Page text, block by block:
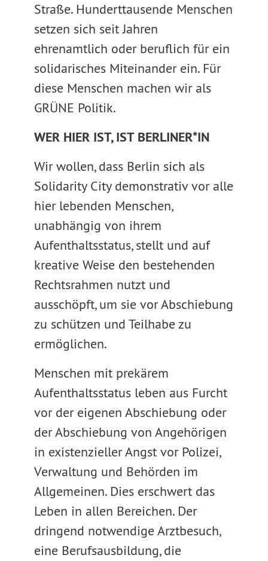
Straße. Hunderttausende Menschen
setzen sich seit Jahren
ehrenamtlich oder beruflich für ein
solidarisches Miteinander ein. Für
diese Menschen machen wir als
GRÜNE Politik.
WER HIER IST, IST BERLINER*IN
Wir wollen, dass Berlin sich als
Solidarity City demonstrativ vor alle
hier lebenden Menschen,
unabhängig von ihrem
Aufenthaltsstatus, stellt und auf
kreative Weise den bestehenden
Rechtsrahmen nutzt und
ausschöpft, um sie vor Abschiebung
zu schützen und Teilhabe zu
ermöglichen.
Menschen mit prekärem
Aufenthaltsstatus leben aus Furcht
vor der eigenen Abschiebung oder
der Abschiebung von Angehörigen
in existenzieller Angst vor Polizei,
Verwaltung und Behörden im
Allgemeinen. Dies erschwert das
Leben in allen Bereichen. Der
dringend notwendige Arztbesuch,
eine Berufsausbildung, die